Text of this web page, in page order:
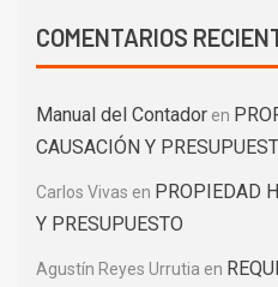
COMENTARIOS
Manual del Contador en
CAUSACIÓN Y
Carlos Vivas en PROPIEDAD
Y PRESUPUESTO
Agustín Reyes Urrutia en